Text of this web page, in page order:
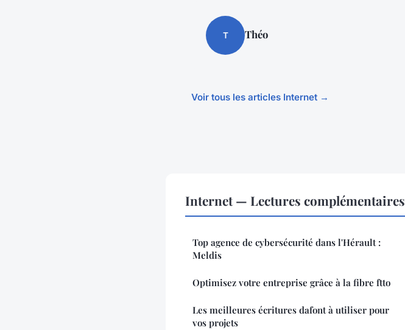
T Théo
Voir tous les articles Internet →
Internet — Lectures complémentaires
Top agence de cybersécurité dans l'Hérault :
Meldis
Optimisez votre entreprise grâce à la fibre ftto
Les meilleures écritures dafont à utiliser pour
vos projets